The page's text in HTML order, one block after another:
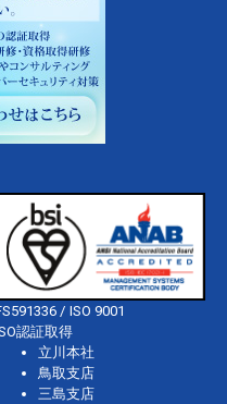
/ ISO 9001
認証取得
立川本社
鳥取支店
三島支店